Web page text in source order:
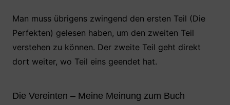
Man muss übrigens zwingend den ersten Teil (Die
Perfekten) gelesen haben, um den zweiten Teil
verstehen zu können. Der zweite Teil geht direkt
dort weiter, wo Teil eins geendet hat.
Die Vereinten – Meine Meinung zum Buch